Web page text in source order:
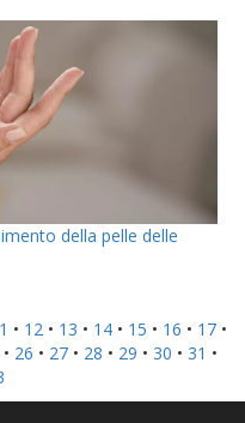
della pelle delle
• 12• 13 • 14• 15 • 16 • 17•
• 26 • 27 • 28 • 29 • 30 • 31 •